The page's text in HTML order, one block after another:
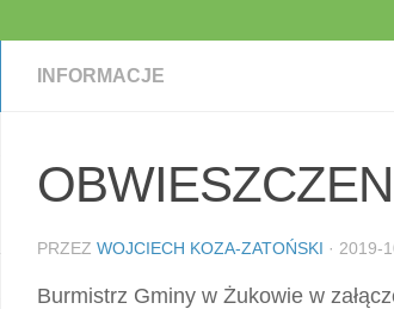
INFORMACJE
PRZEZ WOJCIECH KOZA-ZATOŃSKI · 2019-
Burmistrz Gminy w Żukowie w